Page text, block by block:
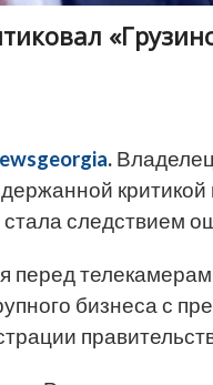
.
критикой
следствием
перед
бизнеса с